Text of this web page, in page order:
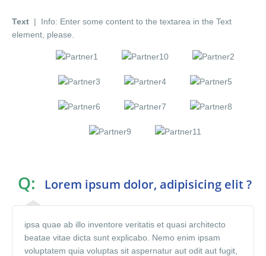
Text | Info: Enter some content to the textarea in the Text
element, please.
Q: Lorem ipsum dolor, adipisicing elit ?
ipsa quae ab illo inventore veritatis et quasi architecto
beatae vitae dicta sunt explicabo. Nemo enim ipsam
voluptatem quia voluptas sit aspernatur aut odit aut fugit,